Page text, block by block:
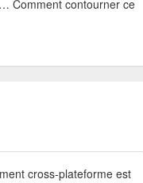
Comment contourner ce
cross-plateforme est